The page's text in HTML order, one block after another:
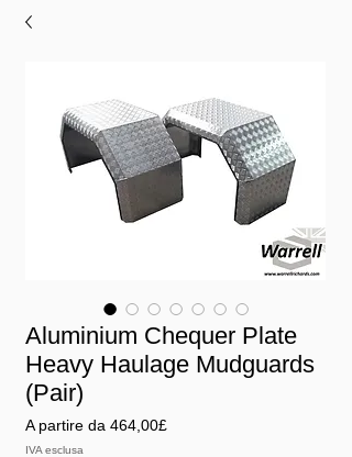
Aluminium Chequer Plate
Heavy Haulage Mudguards
(Pair)
A partire da 464,00£
IVA esclusa